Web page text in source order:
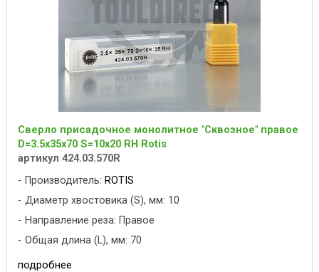
Сверло присадочное монолитное "Сквозное" правое
D=3.5x35x70 S=10x20 RH Rotis
артикул 424.03.570R
Производитель: ROTIS
Диаметр хвостовика (S), мм: 10
Направление реза: Правое
Общая длина (L), мм: 70
подробнее